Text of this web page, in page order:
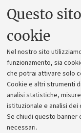
Questo
cookie
Nel nostro sito
funzionamento, sia
che potrai attivare solo
Cookie e altri strumenti
analisi statistiche,
istituzionale e analisi
Se chiudi questo banner
necessari.